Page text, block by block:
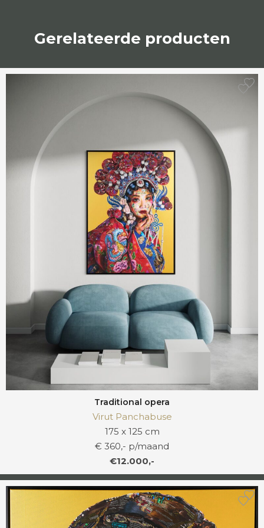
Gerelateerde producten
Traditional opera
Virut Panchabuse
175 x 125 cm
€ 360,- p/maand
€12.000,-